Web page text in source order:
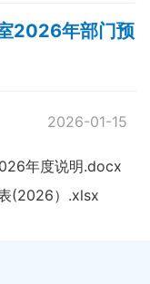
2026年部门预
2026-01-15
年度说明.docx
(2026）.xlsx